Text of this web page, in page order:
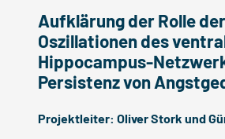
Aufklärung der Rolle der
Oszillationen des
Hippocampus-
Persistenz von
Projektleiter: Oliver Stork und